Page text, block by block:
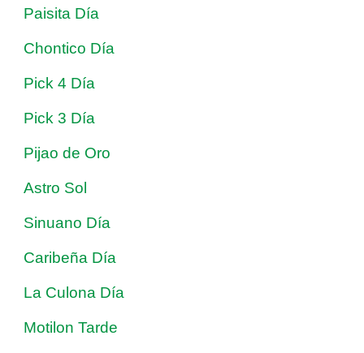
Paisita Día
Chontico Día
Pick 4 Día
Pick 3 Día
Pijao de Oro
Astro Sol
Sinuano Día
Caribeña Día
La Culona Día
Motilon Tarde